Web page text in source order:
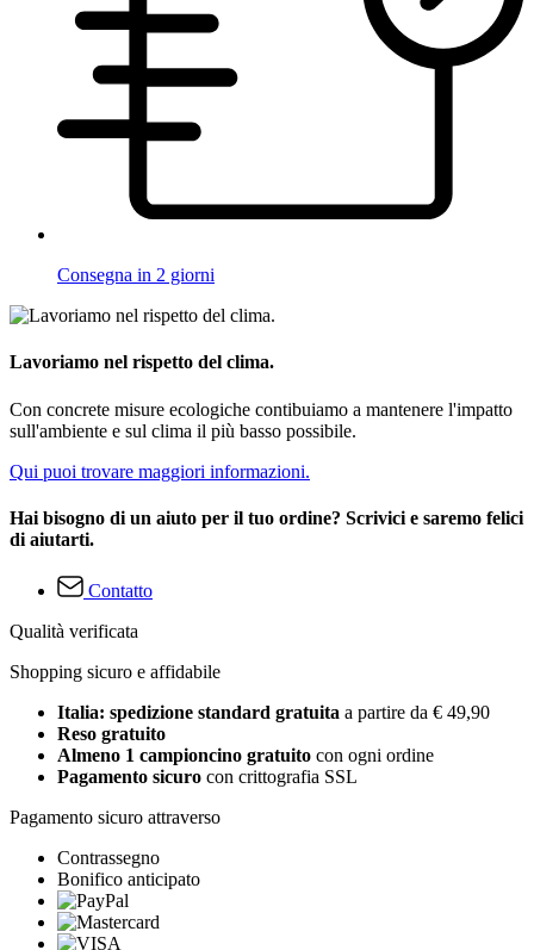
Consegna in 2 giorni
Lavoriamo nel rispetto del clima.
Con concrete misure ecologiche contibuiamo a mantenere l'impatto
sull'ambiente e sul clima il più basso possibile.
Qui puoi trovare maggiori informazioni.
Hai bisogno di un aiuto per il tuo ordine? Scrivici e saremo felici
di aiutarti.
Contatto
Qualità verificata
Shopping sicuro e affidabile
Italia: spedizione standard gratuita a partire da € 49,90
Reso gratuito
Almeno 1 campioncino gratuito con ogni ordine
Pagamento sicuro con crittografia SSL
Pagamento sicuro attraverso
Contrassegno
Bonifico anticipato